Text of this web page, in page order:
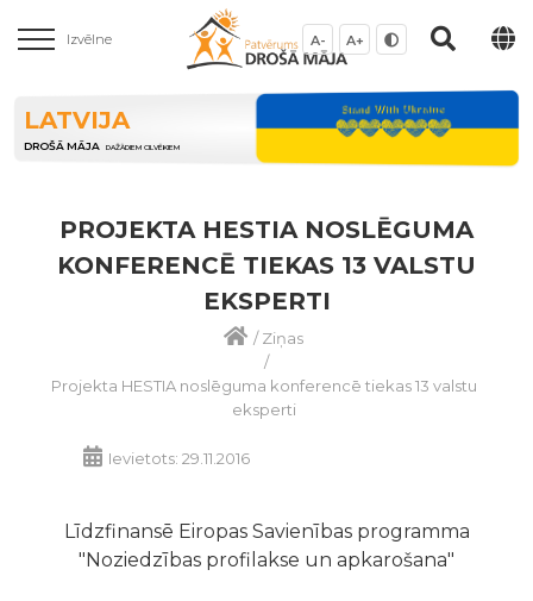
Izvēlne A- A+
LATVIJA
DROŠĀ MĀJA DAŽĀDIEM CILVĒKIEM
PROJEKTA HESTIA NOSLĒGUMA
KONFERENCĒ TIEKAS 13 VALSTU
EKSPERTI
/Ziņas
/
Projekta HESTIA noslēguma konferencē tiekas 13 valstu
eksperti
Ievietots: 29.11.2016
Līdzfinansē Eiropas Savienības programma
"Noziedzības profilakse un apkarošana"